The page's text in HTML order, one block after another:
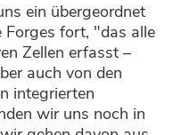
ein übergeordnet
Forges fort, "das alle
Zellen erfasst –
auch von den
integrierten
wir uns noch in